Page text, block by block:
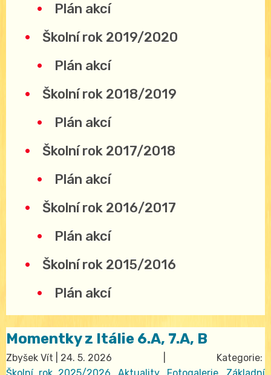
Plán akcí
Školní rok 2019/2020
Plán akcí
Školní rok 2018/2019
Plán akcí
Školní rok 2017/2018
Plán akcí
Školní rok 2016/2017
Plán akcí
Školní rok 2015/2016
Plán akcí
Momentky z Itálie 6.A, 7.A, B
Zbyšek Vít 24. 5. 2026 | Kategorie: